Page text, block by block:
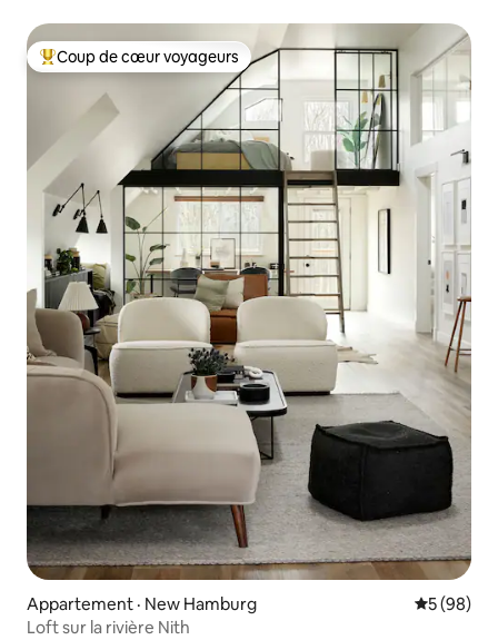
Coup de cœur voyageurs parmi les plus aimés
Coup de cœur voyageurs
Appartement · New Hamburg Note
5 (98)
Loft sur la rivière Nith